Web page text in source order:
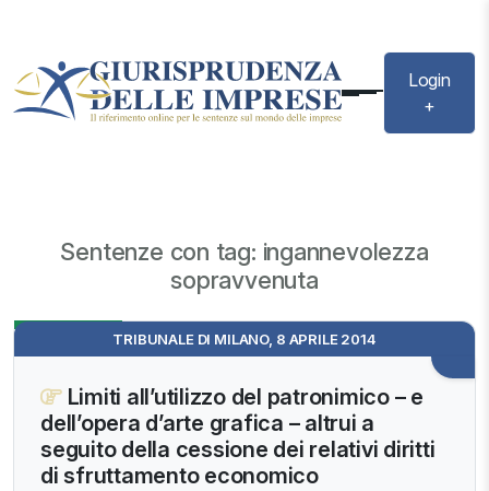
Login
+
Sentenze con tag: ingannevolezza
sopravvenuta
TRIBUNALE DI MILANO, 8 APRILE 2014
Limiti all’utilizzo del patronimico – e
dell’opera d’arte grafica – altrui a
seguito della cessione dei relativi diritti
di sfruttamento economico